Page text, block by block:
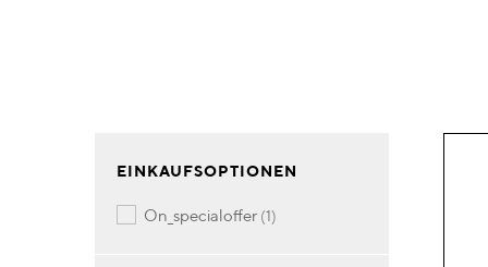
EINKAUFSOPTIONEN
on_specialoffer 1Artikel